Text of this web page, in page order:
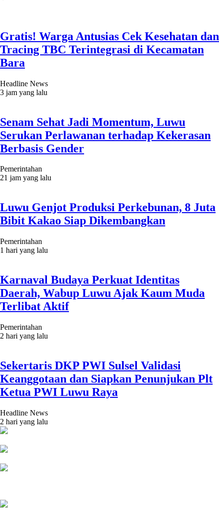
Gratis! Warga Antusias Cek Kesehatan dan
Tracing TBC Terintegrasi di Kecamatan
Bara
Headline News
3 jam yang lalu
Senam Sehat Jadi Momentum, Luwu
Serukan Perlawanan terhadap Kekerasan
Berbasis Gender
Pemerintahan
21 jam yang lalu
Luwu Genjot Produksi Perkebunan, 8 Juta
Bibit Kakao Siap Dikembangkan
Pemerintahan
1 hari yang lalu
Karnaval Budaya Perkuat Identitas
Daerah, Wabup Luwu Ajak Kaum Muda
Terlibat Aktif
Pemerintahan
2 hari yang lalu
Sekertaris DKP PWI Sulsel Validasi
Keanggotaan dan Siapkan Penunjukan Plt
Ketua PWI Luwu Raya
Headline News
2 hari yang lalu